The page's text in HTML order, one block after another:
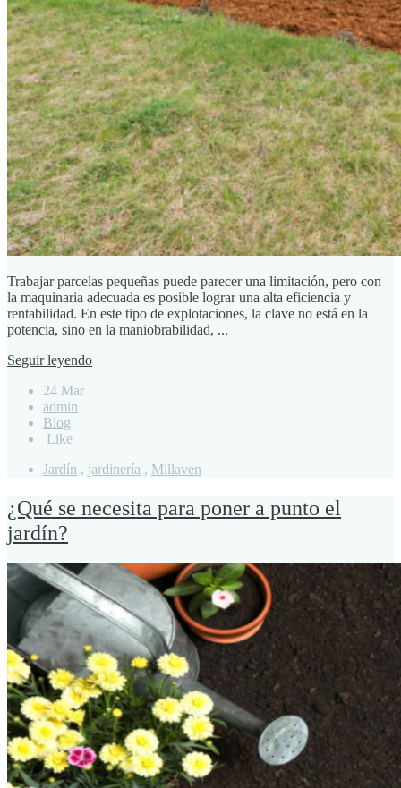
Trabajar parcelas pequeñas puede parecer una limitación, pero con
la maquinaria adecuada es posible lograr una alta eficiencia y
rentabilidad. En este tipo de explotaciones, la clave no está en la
potencia, sino en la maniobrabilidad, ...
Seguir leyendo
24 Mar
admin
Blog
Like
Jardín , jardinería , Millaven
¿Qué se necesita para poner a punto el
jardín?